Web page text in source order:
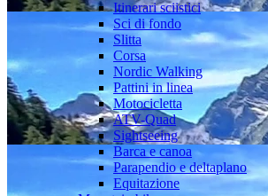
Itinerari sciistici
Sci di fondo
Slitta
Corsa
Nordic Walking
Pattini in linea
Motocicletta
ATV-Quad
Sightseeing
Barca e canoa
Parapendio e deltaplano
Equitazione